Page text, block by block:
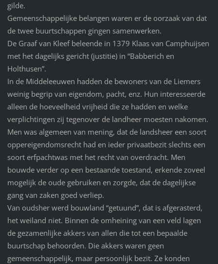
gilde.
Gemeenschappelijke belangen waren er de oorzaak van dat
de twee buurtschappen gingen samenwerken.
De Graaf van Kleef beleende in 1379 Klaas van Camphuijsen
met het dagelijks gericht (justitie) in “Babberich en
Holthusen”.
In de Middeleeuwen hadden de bewoners van de Liemers
weinig begrip van eigendom, pacht, enz. Hun interesseerde
alleen de hoeveelheid vrijheid die ze hadden en welke
verplichtingen zij tegenover de landheer moesten nakomen.
Men was algemeen van mening, dat de landsheer een soort
oppereigendomsrecht had en ieder privaatbezit slechts een
soort erfpachtwas met het recht van overdracht. Men
bouwde verder op een bestaande toestand, erkende zoveel
mogelijk de oude gebruiken en zorgde, dat de dagelijkse
gang van zaken goed verliep.
Van oudsher werd bouwland “getuund”, dat is afgerasterd,
het weiland niet. Binnen de omheining van een veld lagen
de gezamenlijke akkers van allen die tot een bepaalde
buurtschap behoorden. Die akkers waren geen
gemeenschappelijk, maar persoonlijk bezit. Ze konden